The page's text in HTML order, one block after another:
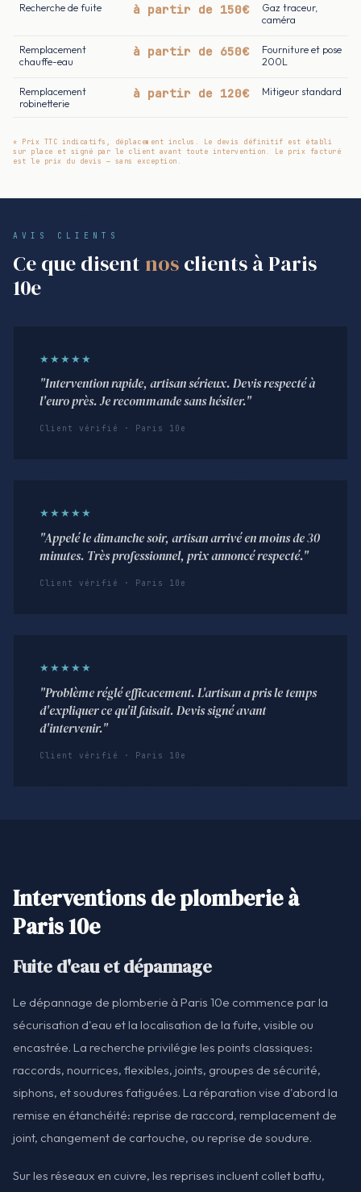
Recherche de fuite à partir de 150€
Gaz traceur,
caméra
Remplacement
chauffe-eau
à partir de 650€
Fourniture et pose
200L
Remplacement
robinetterie
à partir de 120€ Mitigeur standard
* Prix TTC indicatifs, déplacement inclus. Le devis définitif est établi
sur place et signé par le client avant toute intervention. Le prix facturé
est le prix du devis — sans exception.
AVIS CLIENTS
Ce que disent nosclients à Paris
10e
★★★★★
"Intervention rapide, artisan sérieux. Devis respecté à
l'euro près. Je recommande sans hésiter."
Client vérifié · Paris 10e
★★★★★
"Appelé le dimanche soir, artisan arrivé en moins de 30
minutes. Très professionnel, prix annoncé respecté."
Client vérifié · Paris 10e
★★★★★
"Problème réglé efficacement. L'artisan a pris le temps
d'expliquer ce qu'il faisait. Devis signé avant
d'intervenir."
Client vérifié · Paris 10e
Interventions de plomberie à
Paris 10e
Fuite d'eau et dépannage
Le dépannage de plomberie à Paris 10e commence par la
sécurisation d'eau et la localisation de la fuite, visible ou
encastrée. La recherche privilégie les points classiques:
raccords, nourrices, flexibles, joints, groupes de sécurité,
siphons, et soudures fatiguées. La réparation vise d'abord la
remise en étanchéité: reprise de raccord, remplacement de
joint, changement de cartouche, ou reprise de soudure.
Sur les réseaux en cuivre, les reprises incluent collet battu,